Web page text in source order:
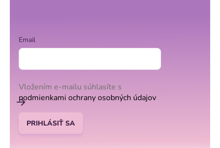
Email
Vložením e-mailu súhlasíte s
podmienkami ochrany osobných údajov
PRIHLÁSIŤ SA